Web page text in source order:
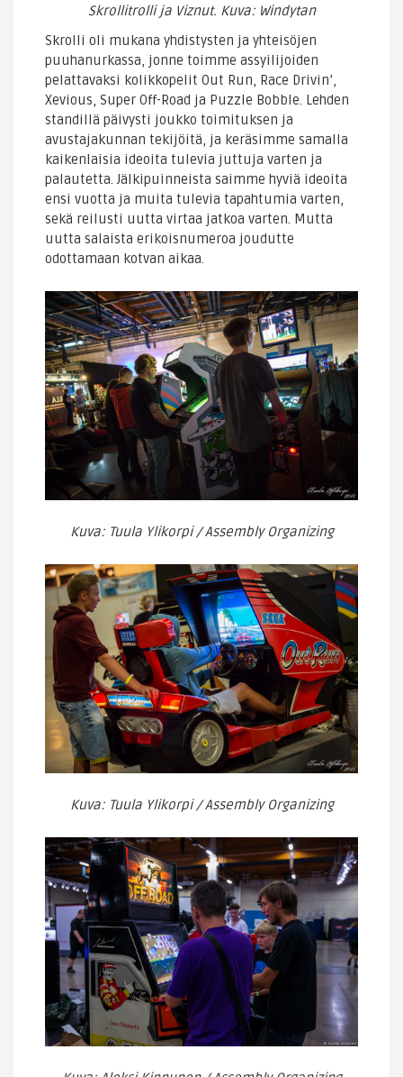
Skrollitrolli ja Viznut. Kuva: Windytan
Skrolli oli mukana yhdistysten ja yhteisöjen
puuhanurkassa, jonne toimme assyilijoiden
pelattavaksi kolikkopelit Out Run, Race Drivin’,
Xevious, Super Off-Road ja Puzzle Bobble. Lehden
standillä päivysti joukko toimituksen ja
avustajakunnan tekijöitä, ja keräsimme samalla
kaikenlaisia ideoita tulevia juttuja varten ja
palautetta. Jälkipuinneista saimme hyviä ideoita
ensi vuotta ja muita tulevia tapahtumia varten,
sekä reilusti uutta virtaa jatkoa varten. Mutta
uutta salaista erikoisnumeroa joudutte
odottamaan kotvan aikaa.
Kuva: Tuula Ylikorpi / Assembly Organizing
Kuva: Tuula Ylikorpi / Assembly Organizing